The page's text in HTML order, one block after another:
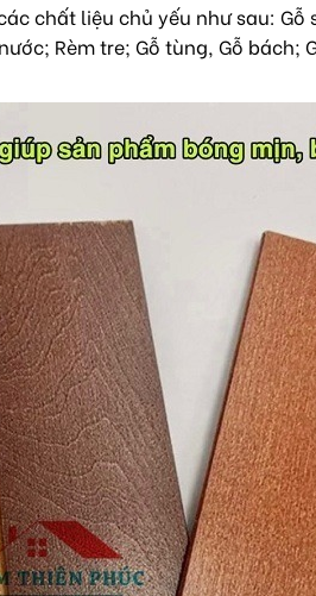
chất liệu chủ yếu như sau: Gỗ
Rèm tre; Gỗ tùng, Gỗ bách;